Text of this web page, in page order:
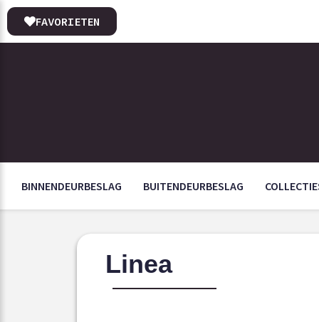
FAVORIETEN
BINNENDEURBESLAG BUITENDEURBESLAG
Linea